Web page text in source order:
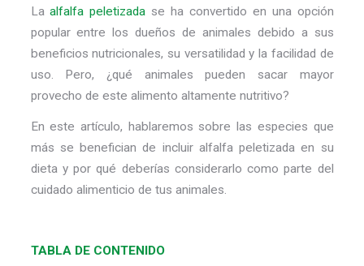
Laalfalfa peletizada se ha convertido en una opción
popular entre los dueños de animales debido a sus
beneficios nutricionales, su versatilidad y la facilidad de
uso. Pero, ¿qué animales pueden sacar mayor
provecho de este alimento altamente nutritivo?
En este artículo, hablaremos sobre las especies que
más se benefician de incluir alfalfa peletizada en su
dieta y por qué deberías considerarlo como parte del
cuidado alimenticio de tus animales.
TABLA DE CONTENIDO